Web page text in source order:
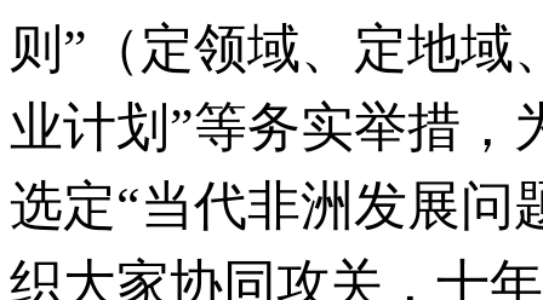
则”（定领域、定地域
业计划”等务实举措，
选定“当代非洲发展问
织大家协同攻关，十